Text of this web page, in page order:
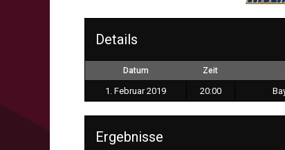
Details
Datum Zeit
1. Februar 2019 20:00
Ergebnisse